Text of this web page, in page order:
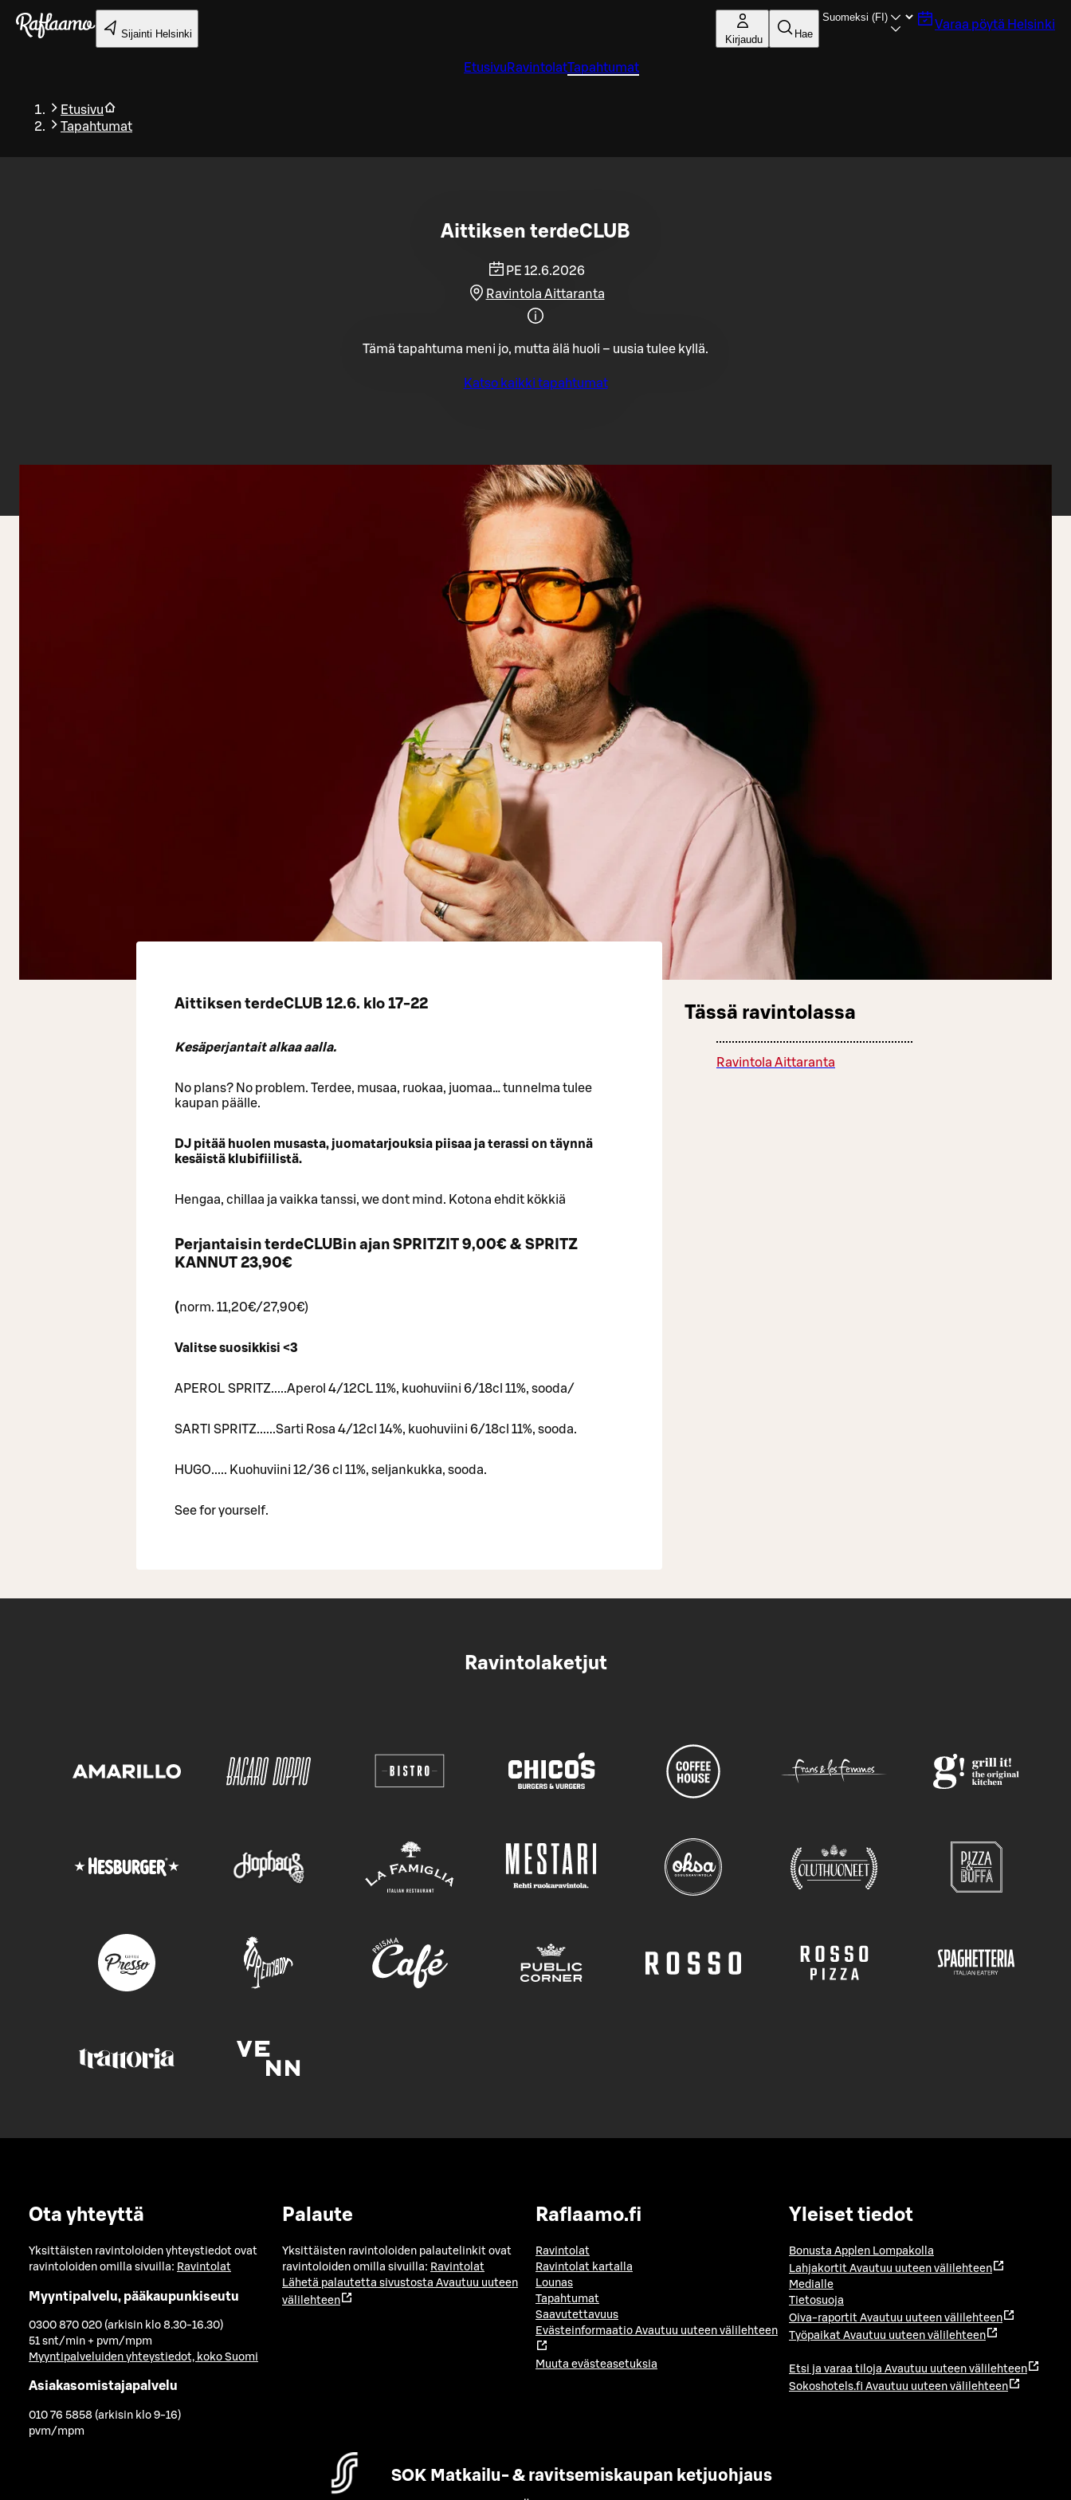
Siirry pääsisältöön
Sijainti Helsinki Kirjaudu Hae
Varaa pöytä Helsinki
Etusivu RavintolatTapahtumat
Etusivu
Tapahtumat
Takaisin
Aittiksen terdeCLUB
PE 12.6.2026
Ravintola Aittaranta
Tämä tapahtuma meni jo, mutta älä huoli – uusia tulee kyllä.
Katso kaikki tapahtumat
Aittiksen terdeCLUB 12.6. klo 17-22
Kesäperjantait alkaa aalla.
No plans? No problem. Terdee, musaa, ruokaa, juomaa… tunnelma tulee
kaupan päälle.
DJ pitää huolen musasta, juomatarjouksia piisaa ja terassi on täynnä
kesäistä klubifiilistä.
Hengaa, chillaa ja vaikka tanssi, we dont mind. Kotona ehdit kökkiä
Perjantaisin terdeCLUBin ajan SPRITZIT 9,00€ & SPRITZ
KANNUT 23,90€
(norm. 11,20€/27,90€)
Valitse suosikkisi <3
APEROL SPRITZ.....Aperol 4/12CL 11%, kuohuviini 6/18cl 11%, sooda/
SARTI SPRITZ......Sarti Rosa 4/12cl 14%, kuohuviini 6/18cl 11%, sooda.
HUGO..... Kuohuviini 12/36 cl 11%, seljankukka, sooda.
See for yourself.
Tässä ravintolassa
Ravintola Aittaranta
Ravintolaketjut
Ota yhteyttä
Yksittäisten ravintoloiden yhteystiedot ovat
ravintoloiden omilla sivuilla: Ravintolat
Myyntipalvelu, pääkaupunkiseutu
0300 870 020 (arkisin klo 8.30-16.30)
51 snt/min + pvm/mpm
Myyntipalveluiden yhteystiedot, koko Suomi
Asiakasomistajapalvelu
010 76 5858 (arkisin klo 9-16)
pvm/mpm
Palaute
Yksittäisten ravintoloiden palautelinkit ovat
ravintoloiden omilla sivuilla: Ravintolat
Lähetä palautetta sivustosta Avautuu uuteen
välilehteen
Raflaamo.fi
Ravintolat
Ravintolat kartalla
Lounas
Tapahtumat
Saavutettavuus
Evästeinformaatio Avautuu uuteen välilehteen
Muuta evästeasetuksia
Yleiset tiedot
Bonusta Applen Lompakolla
Lahjakortit Avautuu uuteen välilehteen
Medialle
Tietosuoja
Oiva-raportit Avautuu uuteen välilehteen
Työpaikat Avautuu uuteen välilehteen
Etsi ja varaa tiloja Avautuu uuteen välilehteen
Sokoshotels.fi Avautuu uuteen välilehteen
SOK Matkailu- & ravitsemiskaupan ketjuohjaus